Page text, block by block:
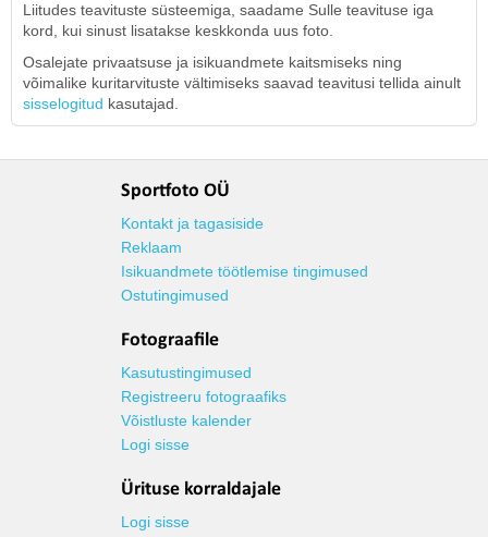
Liitudes teavituste süsteemiga, saadame Sulle teavituse iga
kord, kui sinust lisatakse keskkonda uus foto.
Osalejate privaatsuse ja isikuandmete kaitsmiseks ning
võimalike kuritarvituste vältimiseks saavad teavitusi tellida ainult
sisselogitud kasutajad.
Sportfoto OÜ
Kontakt ja tagasiside
Reklaam
Isikuandmete töötlemise tingimused
Ostutingimused
Fotograafile
Kasutustingimused
Registreeru fotograafiks
Võistluste kalender
Logi sisse
Ürituse korraldajale
Logi sisse